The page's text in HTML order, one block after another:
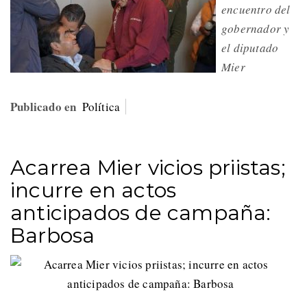
encuentro del
gobernador y
el diputado
Mier
Publicado en Política
Acarrea Mier vicios priistas;
incurre en actos
anticipados de campaña:
Barbosa